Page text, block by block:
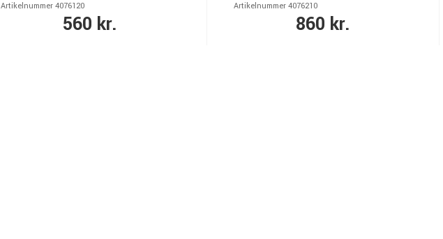
Artikelnummer 4076120
560 kr.
Artikelnummer 4076210
860 kr.